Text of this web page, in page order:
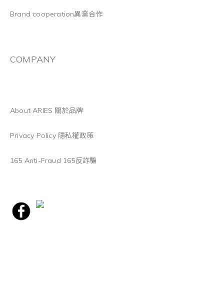
Brand cooperation異業合作
COMPANY
About ARIES 關於品牌
Privacy Policy 隱私權政策
165 Anti-Fraud 165反詐騙